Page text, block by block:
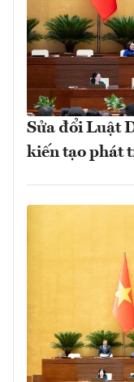
Sửa đổi Luật
kiến tạo phát